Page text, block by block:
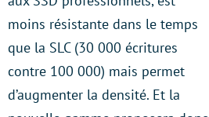
moins résistante dans le temps
que la SLC (30 000 écritures
contre 100 000) mais permet
d’augmenter la densité. Et la